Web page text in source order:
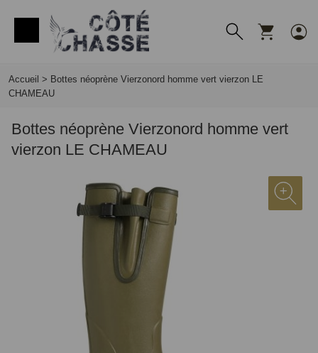
Accueil > Bottes néoprène Vierzonord homme vert vierzon LE
CHAMEAU
Bottes néoprène Vierzonord homme vert
vierzon LE CHAMEAU